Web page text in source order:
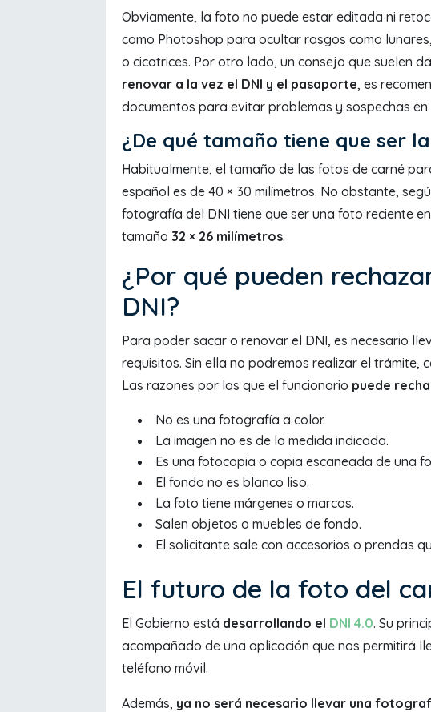
Obviamente, la foto no puede estar editada ni
como Photoshop para ocultar rasgos como
o cicatrices. Por otro lado, un consejo que suelen
renovar a la vez el DNI y el pasaporte, es
documentos para evitar problemas y sospechas en
¿De qué tamaño tiene que ser
Habitualmente, el tamaño de las fotos de carné
español es de 40 × 30 milímetros. No obstante,
fotografía del DNI tiene que ser una foto reciente
tamaño 32 × 26 milímetros.
¿Por qué pueden
DNI?
Para poder sacar o renovar el DNI, es necesario
requisitos. Sin ella no podremos realizar el trámite,
Las razones por las que el funcionario puede
No es una fotografía a color.
La imagen no es de la medida indicada.
Es una fotocopia o copia escaneada de una
El fondo no es blanco liso.
La foto tiene márgenes o marcos.
Salen objetos o muebles de fondo.
El solicitante sale con accesorios o prendas
El futuro de la foto del
El Gobierno está desarrollando el DNI 4.0. Su
acompañado de una aplicación que nos permitirá
teléfono móvil.
Además, ya no será necesario llevar una